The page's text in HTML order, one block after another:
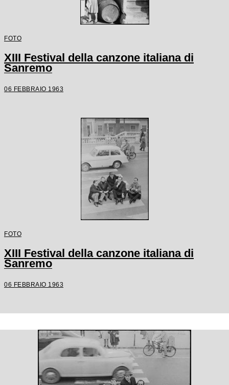
FOTO
XIII Festival della canzone italiana di
Sanremo
06 FEBBRAIO 1963
FOTO
XIII Festival della canzone italiana di
Sanremo
06 FEBBRAIO 1963